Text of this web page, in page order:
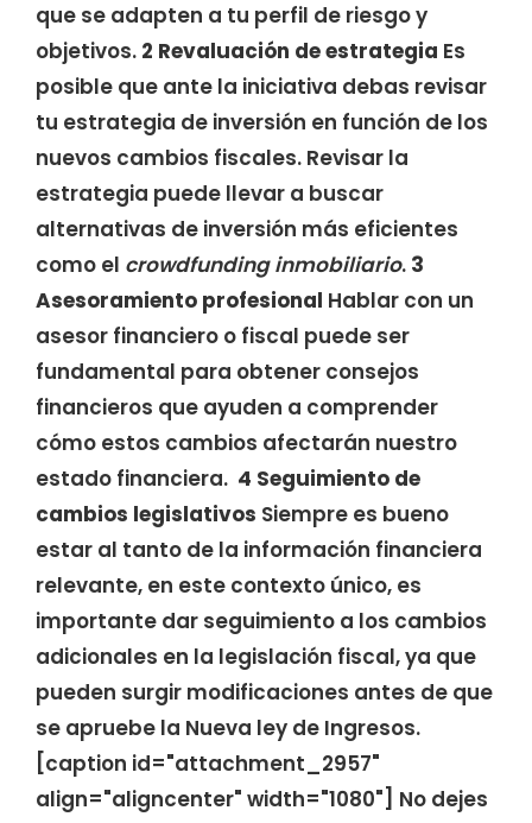
que se adapten a tu perfil de riesgo y
objetivos. 2 Revaluación de estrategia Es
posible que ante la iniciativa debas revisar
tu estrategia de inversión en función de los
nuevos cambios fiscales. Revisar la
estrategia puede llevar a buscar
alternativas de inversión más eficientes
como el crowdfunding inmobiliario. 3
Asesoramiento profesional Hablar con un
asesor financiero o fiscal puede ser
fundamental para obtener consejos
financieros que ayuden a comprender
cómo estos cambios afectarán nuestro
estado financiera. 4 Seguimiento de
cambios legislativos Siempre es bueno
estar al tanto de la información financiera
relevante, en este contexto único, es
importante dar seguimiento a los cambios
adicionales en la legislación fiscal, ya que
pueden surgir modificaciones antes de que
se apruebe la Nueva ley de Ingresos.
[caption id="attachment_2957"
align="aligncenter" width="1080"] No dejes